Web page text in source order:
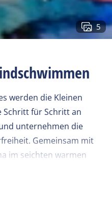
5
werden die Kleinen
Schritt für Schritt an
unternehmen die
Gemeinsam mit
im seichten warmen
Baby zum